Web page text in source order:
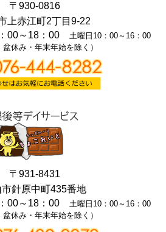
〒930-0816
上赤江町2丁目9-22
00～18：00
土曜日10：00～16：00
盆休み・年末年始を除く）
〒931-8431
針原中町435番地
00～18：00
土曜日10：00～16：00
盆休み・年末年始を除く）